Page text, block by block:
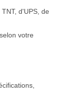
d'UPS, de
votre